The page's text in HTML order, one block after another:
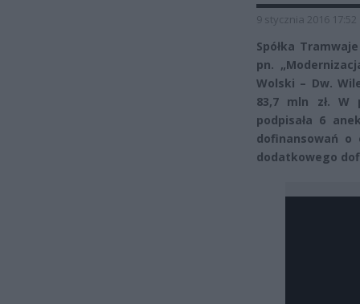
9 stycznia 2016 17:52
Spółka
pn.
Wolski – Dw.
83,7 mln zł. W
podpisała 6
dofinansowań o
dodatkowego